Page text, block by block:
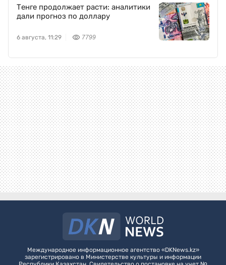
Тенге продолжает расти: аналитики
дали прогноз по доллару
6 августа, 11:29 7799
Международное информационное агентство «DKNews.kz»
зарегистрировано в Министерстве культуры и информации